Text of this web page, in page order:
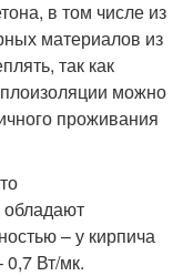
в том числе из
материалов из
так как
можно
проживания
– у кирпича
0,7 Вт/мк.